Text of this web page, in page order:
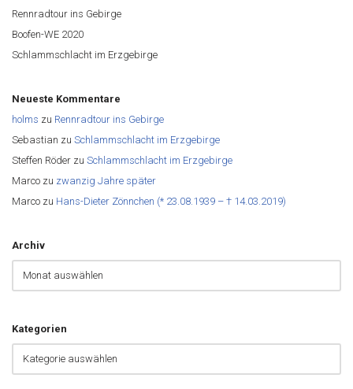
Rennradtour ins Gebirge
Boofen-WE 2020
Schlammschlacht im Erzgebirge
Neueste Kommentare
holms zu Rennradtour ins Gebirge
Sebastian zu Schlammschlacht im Erzgebirge
Steffen Röder zu Schlammschlacht im Erzgebirge
Marco zu zwanzig Jahre später
Marco zu Hans-Dieter Zönnchen (* 23.08.1939 – † 14.03.2019)
Archiv
Kategorien